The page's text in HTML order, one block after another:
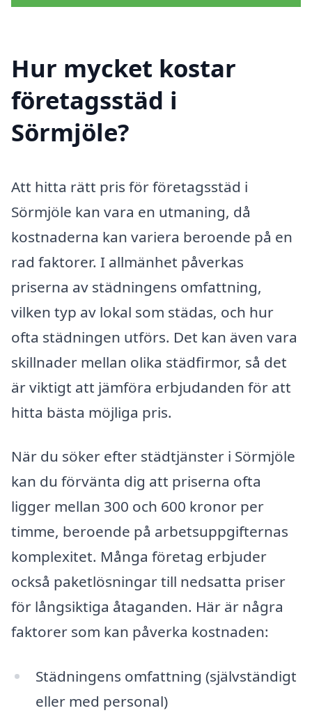
Hur mycket kostar
företagsstäd i
Sörmjöle?
Att hitta rätt pris för företagsstäd i
Sörmjöle kan vara en utmaning, då
kostnaderna kan variera beroende på en
rad faktorer. I allmänhet påverkas
priserna av städningens omfattning,
vilken typ av lokal som städas, och hur
ofta städningen utförs. Det kan även vara
skillnader mellan olika städfirmor, så det
är viktigt att jämföra erbjudanden för att
hitta bästa möjliga pris.
När du söker efter städtjänster i Sörmjöle
kan du förvänta dig att priserna ofta
ligger mellan 300 och 600 kronor per
timme, beroende på arbetsuppgifternas
komplexitet. Många företag erbjuder
också paketlösningar till nedsatta priser
för långsiktiga åtaganden. Här är några
faktorer som kan påverka kostnaden:
Städningens omfattning (självständigt
eller med personal)